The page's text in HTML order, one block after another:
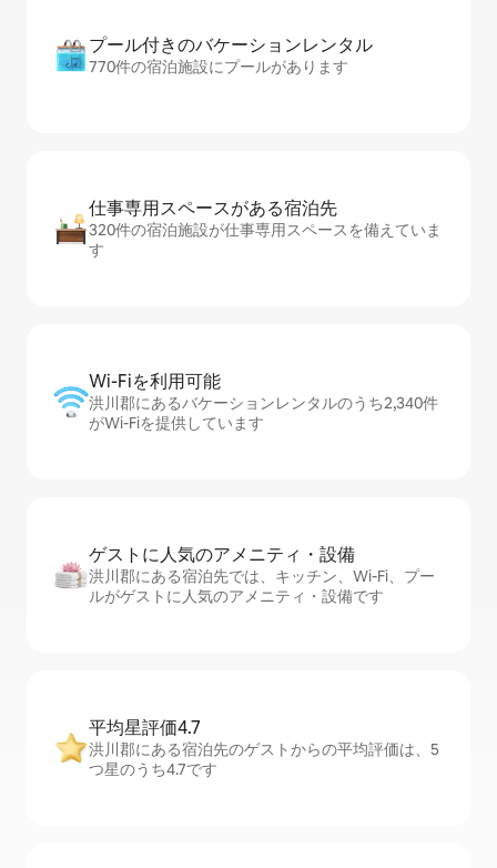
プール付きのバ⁠ケ⁠ー⁠シ⁠ョ⁠ンレ⁠ン⁠タ⁠ル
770件の宿泊施設にプールがあります
仕事専用ス⁠ペ⁠ー⁠スがあ⁠る宿⁠泊⁠先
320件の宿泊施設が仕事専用スペースを備えていま
す
Wi-Fiを利⁠用⁠可⁠能
洪川郡にあるバケーションレンタルのうち2,340件
がWi-Fiを提供しています
ゲストに人⁠気⁠のア⁠メ⁠ニ⁠テ⁠ィ・設⁠備
洪川郡にある宿泊先では、キッチン、Wi-Fi、プー
ルがゲストに人気のアメニティ・設備です
平均星評価4.7
洪川郡にある宿泊先のゲストからの平均評価は、5
つ星のうち4.7です